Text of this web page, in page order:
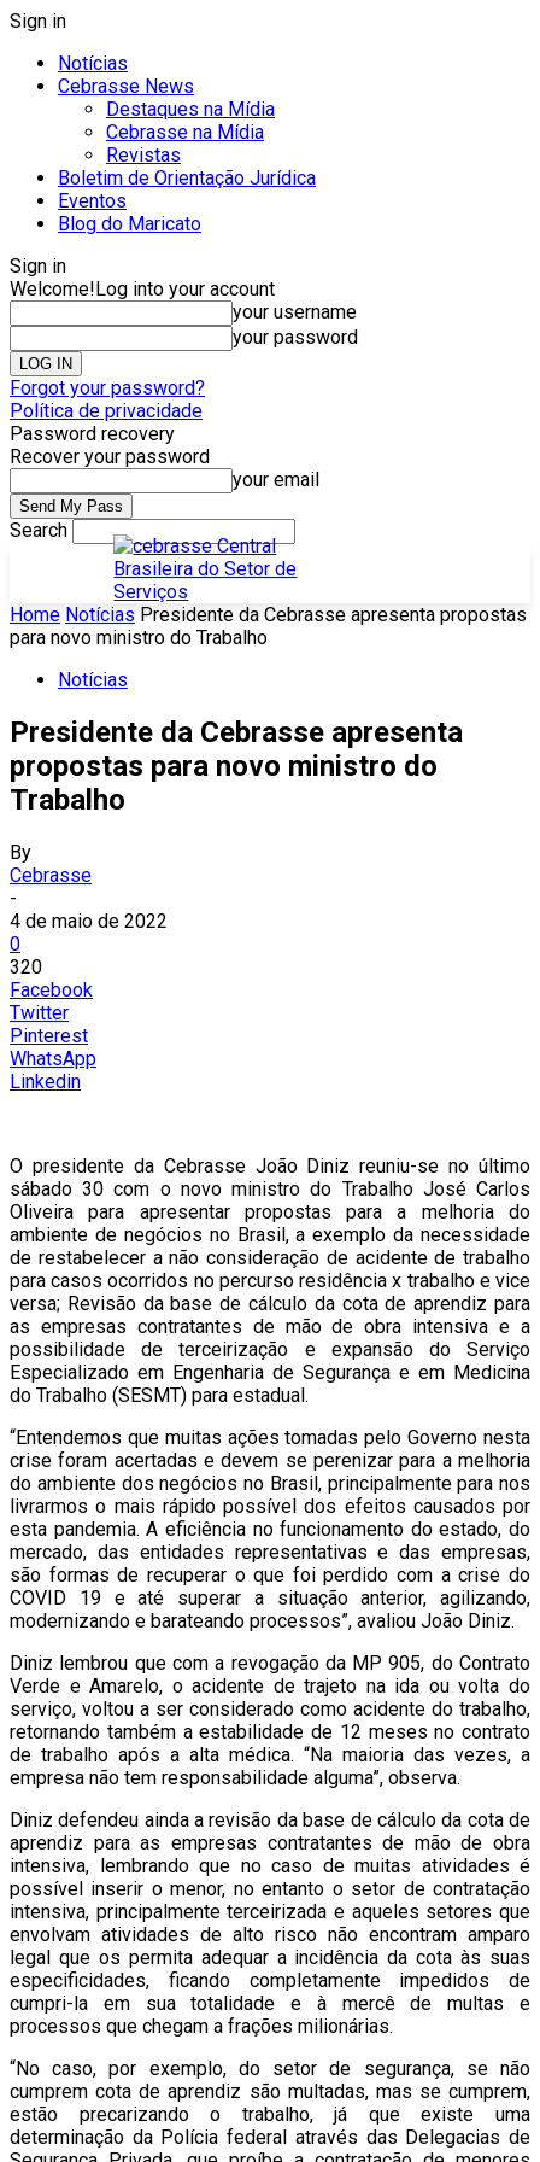
Sign in
Notícias
Cebrasse News
Destaques na Mídia
Cebrasse na Mídia
Revistas
Boletim de Orientação Jurídica
Eventos
Blog do Maricato
Sign in
Welcome!Log into your account
your username
your password
Forgot your password?
Política de privacidade
Password recovery
Recover your password
your email
Search
Home Notícias Presidente da Cebrasse apresenta propostas
para novo ministro do Trabalho
Notícias
Presidente da Cebrasse apresenta
propostas para novo ministro do
Trabalho
By
Cebrasse
-
4 de maio de 2022
0
320
Facebook
Twitter
Pinterest
WhatsApp
Linkedin
O presidente da Cebrasse João Diniz reuniu-se no último
sábado 30 com o novo ministro do Trabalho José Carlos
Oliveira para apresentar propostas para a melhoria do
ambiente de negócios no Brasil, a exemplo da necessidade
de restabelecer a não consideração de acidente de trabalho
para casos ocorridos no percurso residência x trabalho e vice
versa; Revisão da base de cálculo da cota de aprendiz para
as empresas contratantes de mão de obra intensiva e a
possibilidade de terceirização e expansão do Serviço
Especializado em Engenharia de Segurança e em Medicina
do Trabalho (SESMT) para estadual.
“Entendemos que muitas ações tomadas pelo Governo nesta
crise foram acertadas e devem se perenizar para a melhoria
do ambiente dos negócios no Brasil, principalmente para nos
livrarmos o mais rápido possível dos efeitos causados por
esta pandemia. A eficiência no funcionamento do estado, do
mercado, das entidades representativas e das empresas,
são formas de recuperar o que foi perdido com a crise do
COVID 19 e até superar a situação anterior, agilizando,
modernizando e barateando processos”, avaliou João Diniz.
Diniz lembrou que com a revogação da MP 905, do Contrato
Verde e Amarelo, o acidente de trajeto na ida ou volta do
serviço, voltou a ser considerado como acidente do trabalho,
retornando também a estabilidade de 12 meses no contrato
de trabalho após a alta médica. “Na maioria das vezes, a
empresa não tem responsabilidade alguma”, observa.
Diniz defendeu ainda a revisão da base de cálculo da cota de
aprendiz para as empresas contratantes de mão de obra
intensiva, lembrando que no caso de muitas atividades é
possível inserir o menor, no entanto o setor de contratação
intensiva, principalmente terceirizada e aqueles setores que
envolvam atividades de alto risco não encontram amparo
legal que os permita adequar a incidência da cota às suas
especificidades, ficando completamente impedidos de
cumpri-la em sua totalidade e à mercê de multas e
processos que chegam a frações milionárias.
“No caso, por exemplo, do setor de segurança, se não
cumprem cota de aprendiz são multadas, mas se cumprem,
estão precarizando o trabalho, já que existe uma
determinação da Polícia federal através das Delegacias de